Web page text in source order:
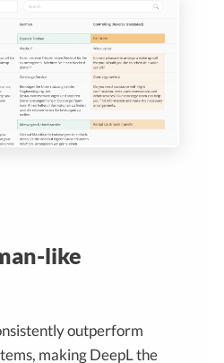
like
outperform
making DeepL the